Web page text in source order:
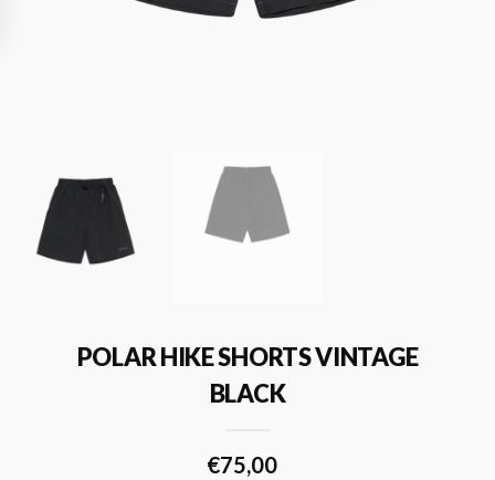
POLAR HIKE SHORTS VINTAGE
BLACK
€75,00